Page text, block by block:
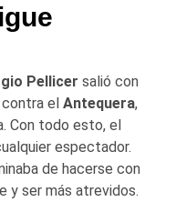
Pellicer salió con
contra el Antequera,
Con todo esto, el
espectador.
de hacerse con
y ser más atrevidos.